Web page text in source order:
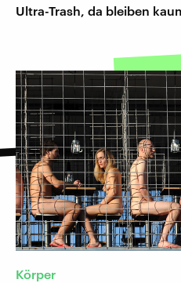
Ultra-Trash, da bleiben
Körper